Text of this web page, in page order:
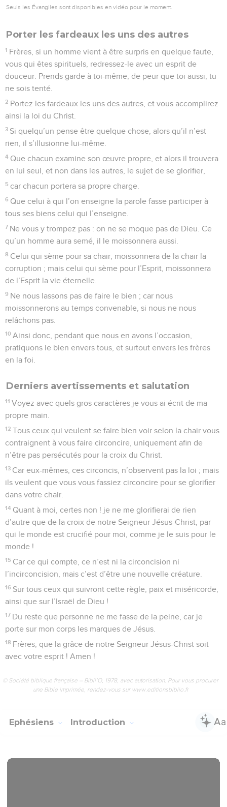
Seuls les Évangiles sont disponibles en vidéo pour le moment.
Porter les fardeaux les uns des autres
1 Frères, si un homme vient à être surpris en quelque faute,
vous qui êtes spirituels, redressez-le avec un esprit de
douceur. Prends garde à toi-même, de peur que toi aussi, tu
ne sois tenté.
2 Portez les fardeaux les uns des autres, et vous accomplirez
ainsi la loi du Christ.
3 Si quelqu’un pense être quelque chose, alors qu’il n’est
rien, il s’illusionne lui-même.
4 Que chacun examine son œuvre propre, et alors il trouvera
en lui seul, et non dans les autres, le sujet de se glorifier,
5 car chacun portera sa propre charge.
6 Que celui à qui l’on enseigne la parole fasse participer à
tous ses biens celui qui l’enseigne.
7 Ne vous y trompez pas : on ne se moque pas de Dieu. Ce
qu’un homme aura semé, il le moissonnera aussi.
8 Celui qui sème pour sa chair, moissonnera de la chair la
corruption ; mais celui qui sème pour l’Esprit, moissonnera
de l’Esprit la vie éternelle.
9 Ne nous lassons pas de faire le bien ; car nous
moissonnerons au temps convenable, si nous ne nous
relâchons pas.
10 Ainsi donc, pendant que nous en avons l’occasion,
pratiquons le bien envers tous, et surtout envers les frères
en la foi.
Derniers avertissements et salutation
11 Voyez avec quels gros caractères je vous ai écrit de ma
propre main.
12 Tous ceux qui veulent se faire bien voir selon la chair vous
contraignent à vous faire circoncire, uniquement afin de
n’être pas persécutés pour la croix du Christ.
13 Car eux-mêmes, ces circoncis, n’observent pas la loi ; mais
ils veulent que vous vous fassiez circoncire pour se glorifier
dans votre chair.
14 Quant à moi, certes non ! je ne me glorifierai de rien
d’autre que de la croix de notre Seigneur Jésus-Christ, par
qui le monde est crucifié pour moi, comme je le suis pour le
monde !
15 Car ce qui compte, ce n’est ni la circoncision ni
l’incirconcision, mais c’est d’être une nouvelle créature.
16 Sur tous ceux qui suivront cette règle, paix et miséricorde,
ainsi que sur l’Israël de Dieu !
17 Du reste que personne ne me fasse de la peine, car je
porte sur mon corps les marques de Jésus.
18 Frères, que la grâce de notre Seigneur Jésus-Christ soit
avec votre esprit ! Amen !
© Société biblique française – Bibli’O, 1978, avec autorisation. Pour vous procurer
une Bible imprimée, rendez-vous sur www.editionsbiblio.fr
Ephésiens Introduction